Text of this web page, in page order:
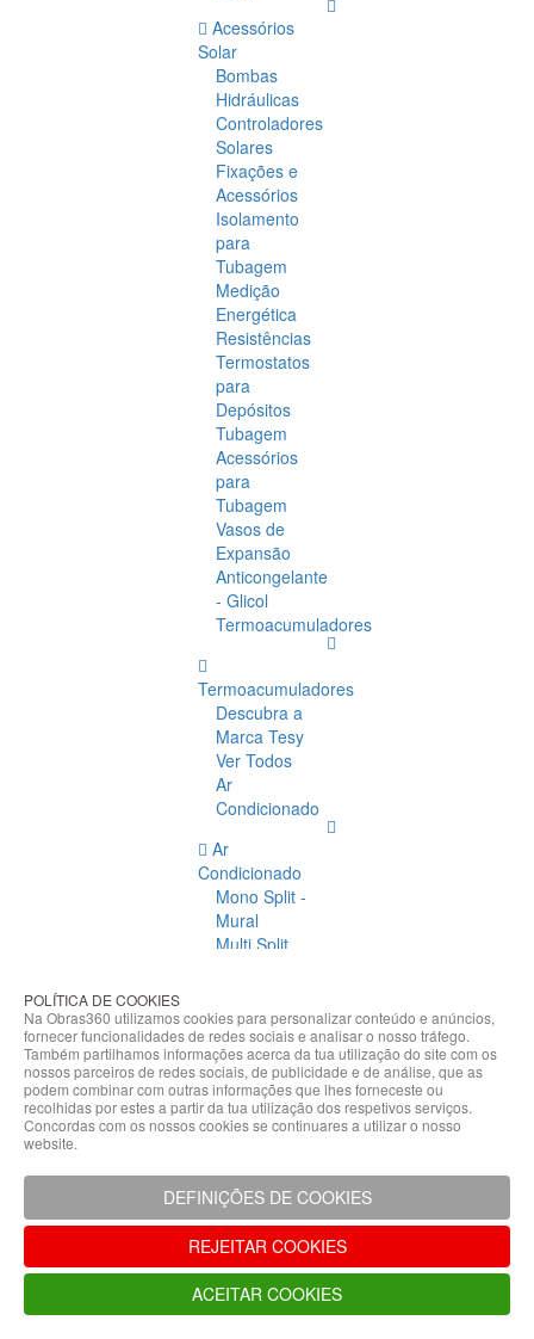
Acessórios
Solar
Bombas
Hidráulicas
Controladores
Solares
Fixações e
Acessórios
Isolamento
para
Tubagem
Medição
Energética
Resistências
Termostatos
para
Depósitos
Tubagem
Acessórios
para
Tubagem
Vasos de
Expansão
Anticongelante
- Glicol
Termoacumuladores
Termoacumuladores
Descubra a
Marca Tesy
Ver Todos
Ar
Condicionado
Ar
Condicionado
Mono Split -
Mural
Multi Split
Condicionado
Acessórios
Climatização
Acessórios
Climatização
Hidráulicas
Controladores
Fixações e
Acessórios
Isolamento
para
Tubagem
POLÍTICA DE COOKIES
Na Obras360 utilizamos cookies para personalizar conteúdo e anúncios,
fornecer funcionalidades de redes sociais e analisar o nosso tráfego.
Também partilhamos informações acerca da tua utilização do site com os
nossos parceiros de redes sociais, de publicidade e de análise, que as
podem combinar com outras informações que lhes forneceste ou
recolhidas por estes a partir da tua utilização dos respetivos serviços.
Concordas com os nossos cookies se continuares a utilizar o nosso
website.
DEFINIÇÕES DE COOKIES
REJEITAR COOKIES
ACEITAR COOKIES